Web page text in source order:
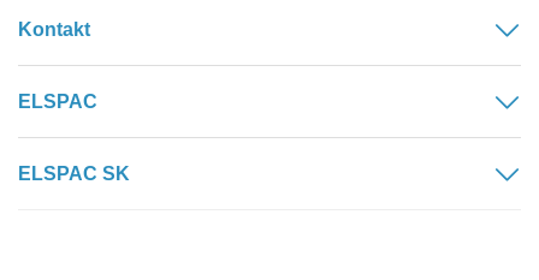
Kontakt
ELSPAC
ELSPAC SK